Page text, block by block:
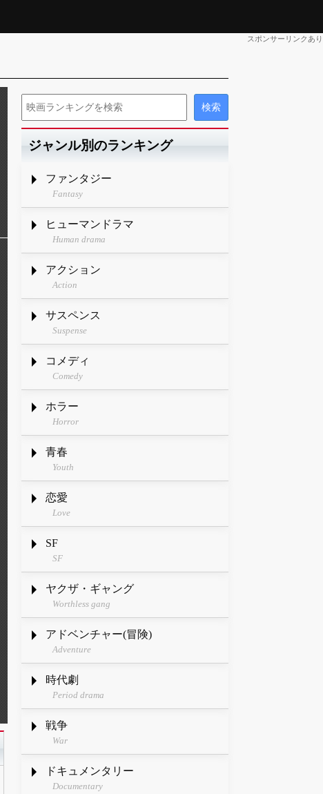
スポンサーリンクあり
ジャンル別のランキング
ファンタジー
Fantasy
ヒューマンドラマ
Human drama
アクション
Action
サスペンス
Suspense
コメディ
Comedy
ホラー
Horror
青春
Youth
恋愛
Love
SF
SF
ヤクザ・ギャング
Worthless gang
アドベンチャー(冒険)
Adventure
時代劇
Period drama
戦争
War
ドキュメンタリー
Documentary